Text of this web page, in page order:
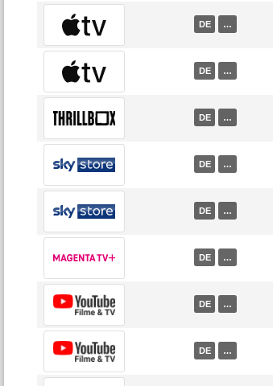
DE …
DE …
DE …
DE …
DE …
DE …
DE …
DE …